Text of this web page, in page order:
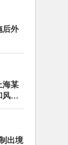
后外
海某
风险
出境